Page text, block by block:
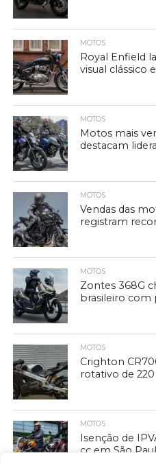
MOTOS
Royal Enfield
visual clássico
MOTOS
Motos mais
destacam
MOTOS
Vendas das
registram
MOTOS
Zontes 368G
brasileiro com
MOTOS
Crighton
rotativo de
MOTOS
Isenção de
cc em São